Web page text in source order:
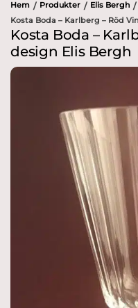
Hem / Produkter / Elis Bergh /
Kosta Boda – Karlberg – Röd
Kosta Boda –
design Elis Bergh